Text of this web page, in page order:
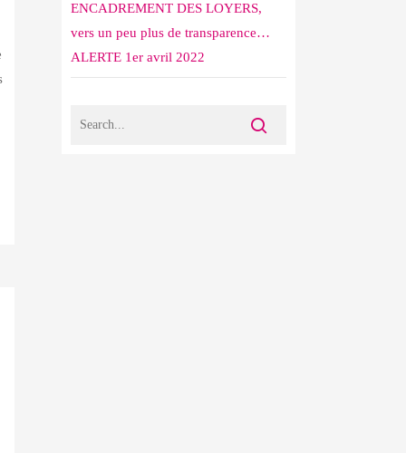
ENCADREMENT DES LOYERS,
vers un peu plus de transparence…
ALERTE 1er avril 2022